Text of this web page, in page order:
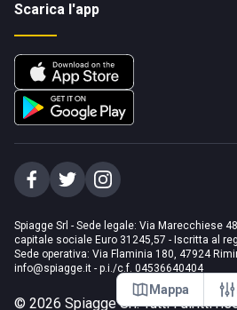
Mappa
Scarica l'app
Spiagge Srl - Sede legale: Via Marecchiese
capitale sociale Euro 31245,57 - Iscritta al
Sede operativa: Via Flaminia 180, 47924
info@spiagge.it - p.i./c.f. 04536640404
© 2026 Spiagge Srl. Tutti i diritti